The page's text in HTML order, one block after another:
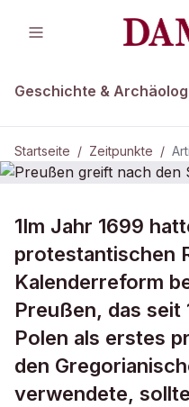
Geschichte &
Startseite / Zeitpunkte /
Preußen greift
1Im Jahr 1699
protestantischen
Kalenderreform
Preußen, das seit
Polen als erstes
den
verwendete,